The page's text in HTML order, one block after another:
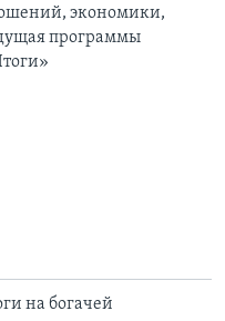
экономики,
программы
на богачей